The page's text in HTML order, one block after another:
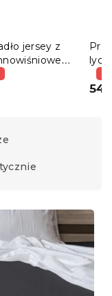
jersey z
54